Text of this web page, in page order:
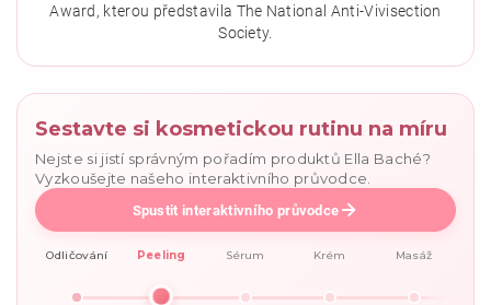
Award, kterou představila The National Anti-Vivisection
Society.
Sestavte si kosmetickou rutinu na míru
Nejste si jistí správným pořadím produktů Ella Baché?
Vyzkoušejte našeho interaktivního průvodce.
Spustit interaktivního průvodce
Odličování Peeling Sérum Krém Masáž